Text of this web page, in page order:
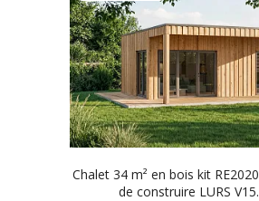
Chalet 34 m² en bois kit
de construire LURS